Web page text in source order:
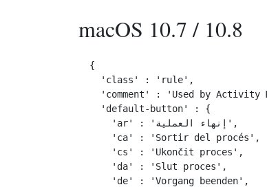
macOS 10.7 / 10.8
{
  'class' : 'rule',
'comment' : 'Used by Activity
  'default-button' : {
    'ar' : 'إنهاء العملية',
    'ca' : 'Sortir del procés',
    'cs' : 'Ukončit proces',
    'da' : 'Slut proces',
    'de' : 'Vorgang beenden',